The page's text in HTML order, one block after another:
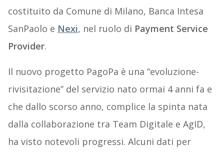
costituito da Comune di Milano, Banca Intesa
SanPaolo e Nexi, nel ruolo di Payment Service
Provider.
Il nuovo progetto PagoPa è una “evoluzione-
rivisitazione” del servizio nato ormai 4 anni fa e
che dallo scorso anno, complice la spinta nata
dalla collaborazione tra Team Digitale e AgID,
ha visto notevoli progressi. Alcuni dati per